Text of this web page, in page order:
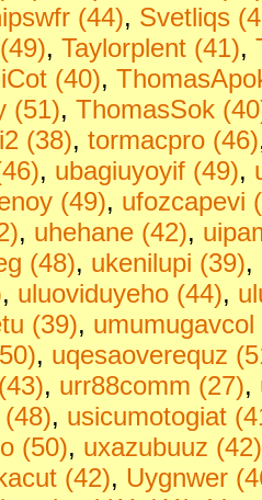
(44), Svetliqs
, Taylorplent (41),
(40),
(51), ThomasSok
(38), tormacpro (46)
, ubagiuyoyif (49),
(49), ufozcapevi
, uhehane (42),
(48), ukenilupi (39),
, uluoviduyeho (44),
(39), umumugavcol
, uqesaoverequz
, urr88comm (27),
, usicumotogiat
(50), uxazubuuz (42)
(42), Uygnwer